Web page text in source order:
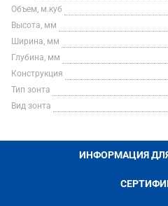
Объем, м.куб
Высота, мм
Ширина, мм
Глубина, мм
Конструкция
Тип зонта
Вид зонта
ИНФОРМАЦИЯ